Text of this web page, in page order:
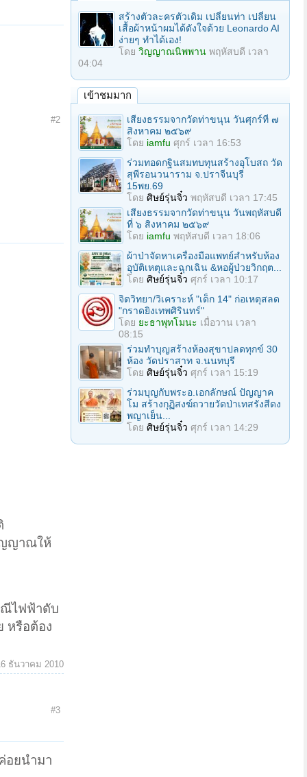
#2
ญญาณให้
ณีไฟฟ้าดับ
หรือต้อง
ธันวาคม 2010
#3
อยนำมา
สร้างตัวละครตัวเดิม เปลี่ยนท่า เปลี่ยน
เสื้อผ้าหน้าผมได้ดังใจด้วย Leonardo AI
ง่ายๆ ทำได้เอง!
โดย วิญญาณนิพพาน พฤหัสบดี เวลา
04:04
เข้าชมมาก
เสียงธรรมจากวัดท่าขนุน วันศุกร์ที่ ๗
สิงหาคม ๒๕๖๙
โดย iamfu ศุกร์ เวลา 16:53
ร่วมทอดกฐินสมทบทุนสร้างอุโบสถ วัด
สุพีรอนวนาราม จ.ปราจีนบุรี
15พย.69
โดย ศิษย์รุ่นจิ๋ว พฤหัสบดี เวลา 17:45
เสียงธรรมจากวัดท่าขนุน วันพฤหัสบดี
ที่ ๖ สิงหาคม ๒๕๖๙
โดย iamfu พฤหัสบดี เวลา 18:06
ผ้าป่าจัดหาเครื่องมือแพทย์สำหรับห้อง
อุบัติเหตุและฉุกเฉิน &หอผู้ป่วยวิกฤต...
โดย ศิษย์รุ่นจิ๋ว ศุกร์ เวลา 10:17
จิตวิทยา/วิเคราะห์ "เด็ก 14" ก่อเหตุสลด
"กราดยิงเทพศิรินทร์"
โดย ยะธาพุทโมนะ เมื่อวาน เวลา
08:15
ร่วมทําบุญสร้างห้องสุขาปลดทุกข์ 30
ห้อง วัดปราสาท จ.นนทบุรี
โดย ศิษย์รุ่นจิ๋ว ศุกร์ เวลา 15:19
ร่วมบุญกับพระอ.เอกลักษณ์ ปัญญาค
โม สร้างกุฏิสงฆ์ถวายวัดป่าเทสรังสีดง
พญาเย็น...
โดย ศิษย์รุ่นจิ๋ว ศุกร์ เวลา 14:29